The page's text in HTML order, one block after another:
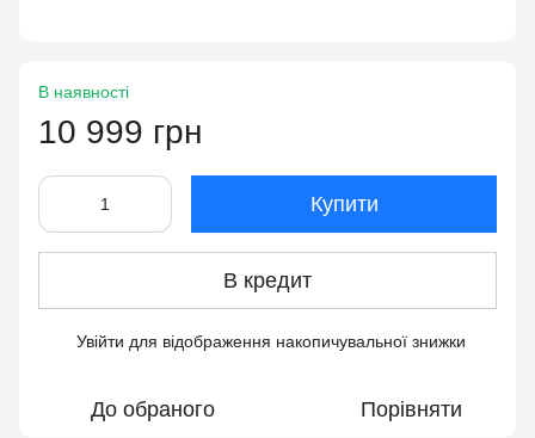
В наявності
10 999 грн
Купити
В кредит
Увійти для відображення накопичувальної знижки
До обраного Порівняти